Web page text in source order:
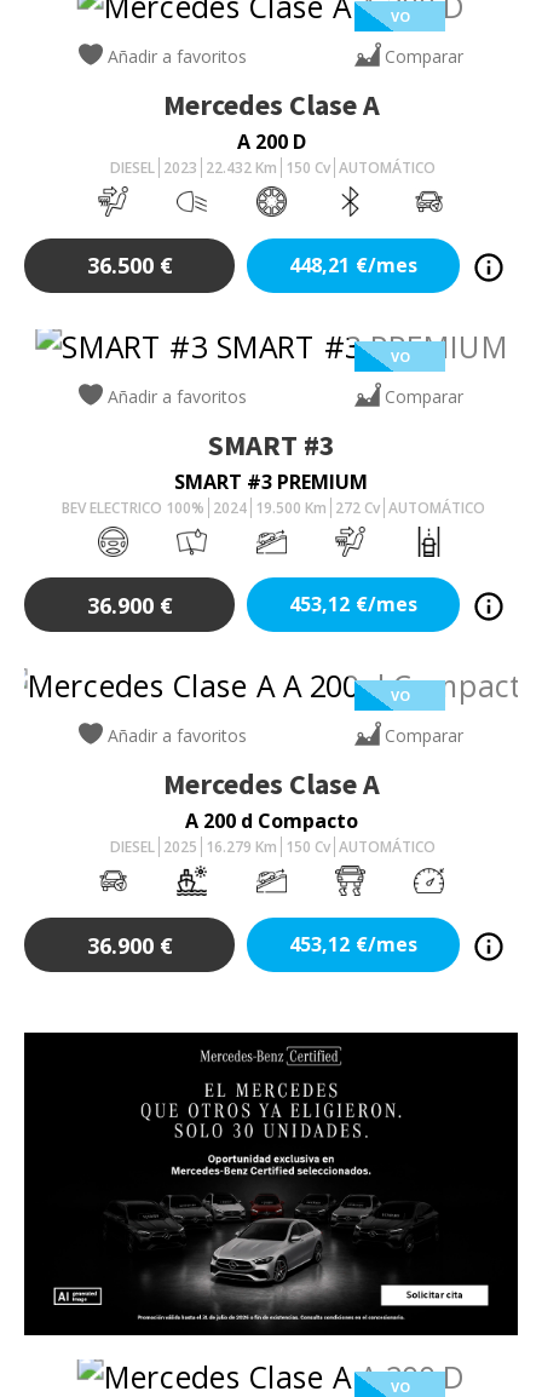
VO
Añadir a favoritos Comparar
Mercedes Clase A
A 200 D
DIESEL 2023 22.432 Km 150 Cv AUTOMÁTICO
36.500 € 448,21 €/mes
VO
Añadir a favoritos Comparar
SMART #3
SMART #3 PREMIUM
BEV ELECTRICO 100% 2024 19.500 Km 272Cv AUTOMÁTICO
36.900 € 453,12 €/mes
VO
Añadir a favoritos Comparar
Mercedes Clase A
A 200 d Compacto
DIESEL 2025 16.279 Km 150 Cv AUTOMÁTICO
36.900 € 453,12 €/mes
VO